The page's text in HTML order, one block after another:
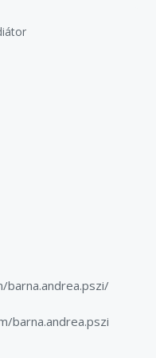
barna.andrea.pszi